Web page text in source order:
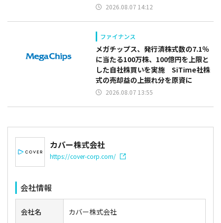
2026.08.07 14:12
ファイナンス
メガチップス、発行済株式数の7.1％
に当たる100万株、100億円を上限と
した自社株買いを実施 SiTime社株
式の売却益の上振れ分を原資に
2026.08.07 13:55
カバー株式会社
https://cover-corp.com/
会社情報
会社名 カバー株式会社